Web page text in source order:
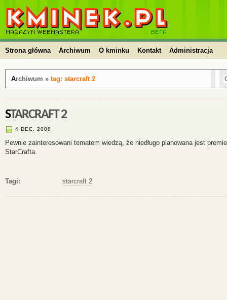
kminek.pl | HTML, PHP, CSS, JavaScript, WordPress,
kursy, skrypty, blog
Strona główna Archiwum O kminku Kontakt Administracja
Archiwum » tag: starcraft 2
STARCRAFT 2
4 DEC, 2008
Pewnie zainteresowani tematem wiedzą, że niedługo planowana jest
StarCrafta.
Tagi: starcraft 2